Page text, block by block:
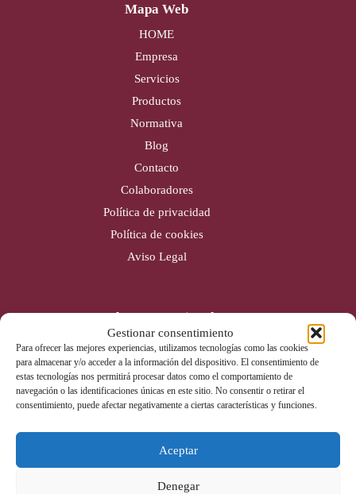
Gestionar consentimiento
Para ofrecer las mejores experiencias, utilizamos tecnologías como las cookies
para almacenar y/o acceder a la información del dispositivo. El consentimiento de
estas tecnologías nos permitirá procesar datos como el comportamiento de
navegación o las identificaciones únicas en este sitio. No consentir o retirar el
consentimiento, puede afectar negativamente a ciertas características y funciones.
Aceptar
Denegar
Mapa Web
HOME
Empresa
Servicios
Productos
Normativa
Blog
Contacto
Colaboradores
Política de privacidad
Política de cookies
Aviso Legal
Cobertura nacional
Alicante (Sede)
Valencia
Gijón
Badajoz
Contacto
Tel: 965 670 142